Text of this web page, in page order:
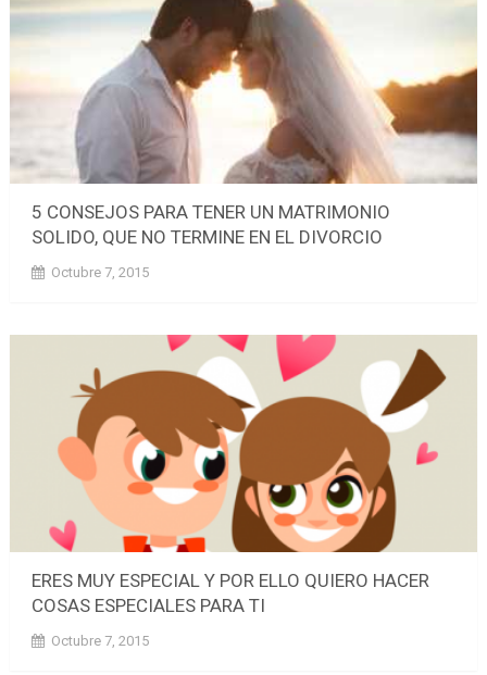
5 CONSEJOS PARA TENER UN MATRIMONIO
SOLIDO, QUE NO TERMINE EN EL DIVORCIO
Octubre 7, 2015
ERES MUY ESPECIAL Y POR ELLO QUIERO HACER
COSAS ESPECIALES PARA TI
Octubre 7, 2015